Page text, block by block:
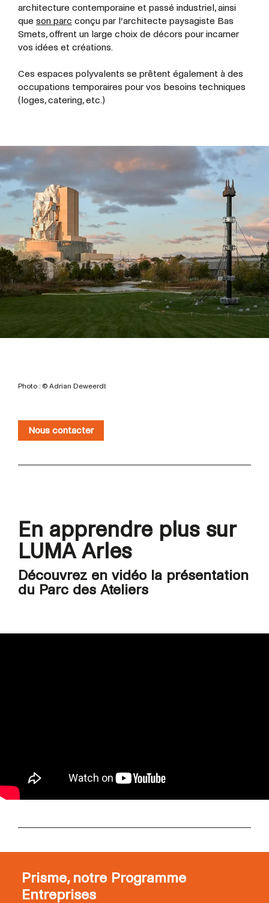
architecture contemporaine et passé industriel, ainsi
que son parc conçu par l’architecte paysagiste Bas
Smets, offrent un large choix de décors pour incarner
vos idées et créations.
Ces espaces polyvalents se prêtent également à des
occupations temporaires pour vos besoins techniques
(loges, catering, etc.)
Photo : © Adrian Deweerdt
Nous contacter
En apprendre plus sur
LUMA Arles
Découvrez en vidéo la présentation
du Parc des Ateliers
Prisme, notre Programme
Entreprises